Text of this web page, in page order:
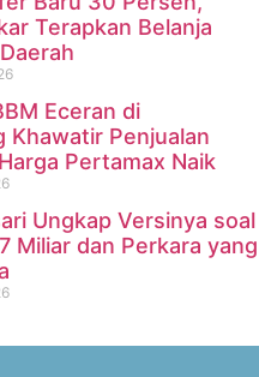
Terapkan Belanja
Eceran di
Khawatir Penjualan
Pertamax Naik
Ungkap Versinya soal
Miliar dan Perkara yang